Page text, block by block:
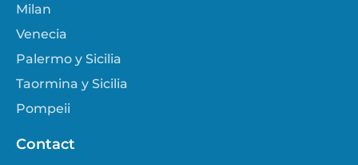
Milan
Venecia
Palermo y Sicilia
Taormina y Sicilia
Pompeii
Contact